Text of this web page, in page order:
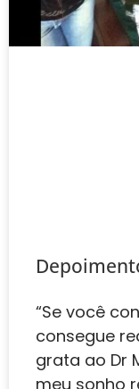
“Se você
consegue
grata ao Dr
meu sonho